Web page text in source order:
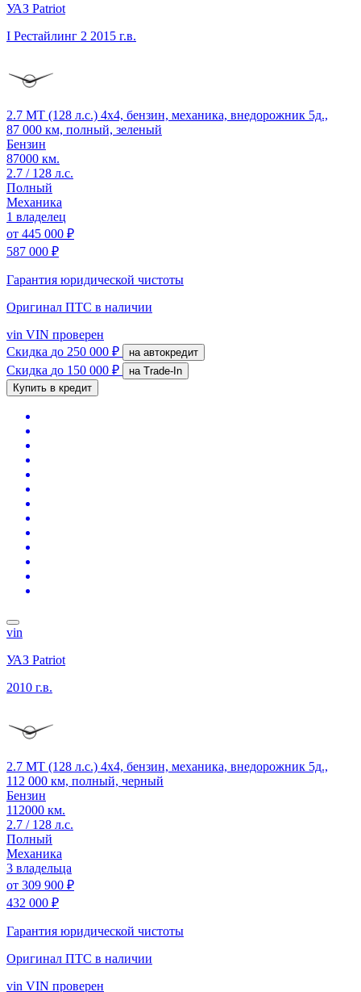
УАЗ Patriot
I Рестайлинг 2 2015 г.в.
2.7 MT (128 л.с.) 4x4, бензин, механика, внедорожник 5д.,
87 000 км, полный, зеленый
Бензин
87000 км.
2.7 / 128 л.с.
Полный
Механика
1 владелец
от 445 000 ₽
587 000 ₽
Гарантия юридической чистоты
Оригинал ПТС в наличии
vin VIN проверен
Скидка до 250 000 ₽ на автокредит
Скидка до 150 000 ₽
на Trade-In
Купить в кредит
vin
УАЗ Patriot
2010 г.в.
2.7 MT (128 л.с.) 4x4, бензин, механика, внедорожник 5д.,
112 000 км, полный, черный
Бензин
112000 км.
2.7 / 128 л.с.
Полный
Механика
3 владельца
от 309 900 ₽
432 000 ₽
Гарантия юридической чистоты
Оригинал ПТС в наличии
vin VIN проверен